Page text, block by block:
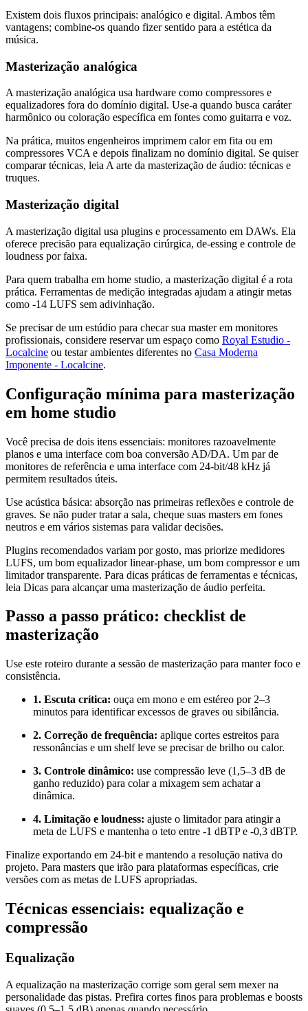
Existem dois fluxos principais: analógico e digital. Ambos têm
vantagens; combine-os quando fizer sentido para a estética da
música.
Masterização analógica
A masterização analógica usa hardware como compressores e
equalizadores fora do domínio digital. Use-a quando busca caráter
harmônico ou coloração específica em fontes como guitarra e voz.
Na prática, muitos engenheiros imprimem calor em fita ou em
compressores VCA e depois finalizam no domínio digital. Se quiser
comparar técnicas, leia A arte da masterização de áudio: técnicas e
truques.
Masterização digital
A masterização digital usa plugins e processamento em DAWs. Ela
oferece precisão para equalização cirúrgica, de-essing e controle de
loudness por faixa.
Para quem trabalha em home studio, a masterização digital é a rota
prática. Ferramentas de medição integradas ajudam a atingir metas
como -14 LUFS sem adivinhação.
Se precisar de um estúdio para checar sua master em monitores
profissionais, considere reservar um espaço como Royal Estudio -
Localcine ou testar ambientes diferentes no Casa Moderna
Imponente - Localcine.
Configuração mínima para masterização
em home studio
Você precisa de dois itens essenciais: monitores razoavelmente
planos e uma interface com boa conversão AD/DA. Um par de
monitores de referência e uma interface com 24-bit/48 kHz já
permitem resultados úteis.
Use acústica básica: absorção nas primeiras reflexões e controle de
graves. Se não puder tratar a sala, cheque suas masters em fones
neutros e em vários sistemas para validar decisões.
Plugins recomendados variam por gosto, mas priorize medidores
LUFS, um bom equalizador linear-phase, um bom compressor e um
limitador transparente. Para dicas práticas de ferramentas e técnicas,
leia Dicas para alcançar uma masterização de áudio perfeita.
Passo a passo prático: checklist de
masterização
Use este roteiro durante a sessão de masterização para manter foco e
consistência.
1. Escuta crítica: ouça em mono e em estéreo por 2–3
minutos para identificar excessos de graves ou sibilância.
2. Correção de frequência: aplique cortes estreitos para
ressonâncias e um shelf leve se precisar de brilho ou calor.
3. Controle dinâmico: use compressão leve (1,5–3 dB de
ganho reduzido) para colar a mixagem sem achatar a
dinâmica.
4. Limitação e loudness: ajuste o limitador para atingir a
meta de LUFS e mantenha o teto entre -1 dBTP e -0,3 dBTP.
Finalize exportando em 24-bit e mantendo a resolução nativa do
projeto. Para masters que irão para plataformas específicas, crie
versões com as metas de LUFS apropriadas.
Técnicas essenciais: equalização e
compressão
Equalização
A equalização na masterização corrige som geral sem mexer na
personalidade das pistas. Prefira cortes finos para problemas e boosts